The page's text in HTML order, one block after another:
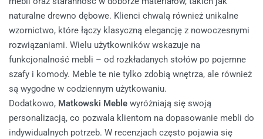
naturalne drewno dębowe. Klienci chwalą również unikalne
wzornictwo, które łączy klasyczną elegancję z nowoczesnymi
rozwiązaniami. Wielu użytkowników wskazuje na
funkcjonalność mebli – od rozkładanych stołów po pojemne
szafy i komody. Meble te nie tylko zdobią wnętrza, ale również
są wygodne w codziennym użytkowaniu.
Dodatkowo, Matkowski Meble wyróżniają się swoją
personalizacją, co pozwala klientom na dopasowanie mebli do
indywidualnych potrzeb. W recenzjach często pojawia się